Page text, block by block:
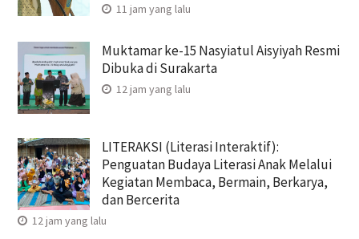
11 jam yang lalu
Muktamar ke-15 Nasyiatul Aisyiyah Resmi
Dibuka di Surakarta
12 jam yang lalu
LITERAKSI (Literasi Interaktif):
Penguatan Budaya Literasi Anak Melalui
Kegiatan Membaca, Bermain, Berkarya,
dan Bercerita
12 jam yang lalu